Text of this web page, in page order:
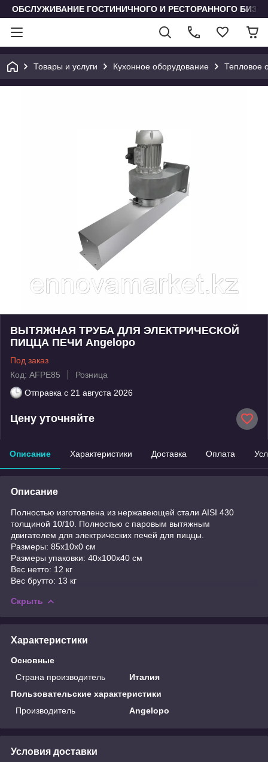
ОБСЛУЖИВАНИЕ ГОСТИНИЧНОГО И РЕСТОРАННОГО
Товары и услуги Кухонное оборудование Тепловое
ВЫТЯЖНАЯ ТРУБА ДЛЯ ЭЛЕКТРИЧЕСКОЙ
ПИЦЦА ПЕЧИ Angelopo
Под заказ
Код: AFPE85
Розница
Отправка с 21 августа 2026
Цену уточняйте
Описание Характеристики Доставка Оплата
Описание
Полностью изготовлена ​​из нержавеющей стали AISI 430
толщиной 10/10. Полностью с паровым вытяжным
двигателем для электрических печей для пиццы.
Размеры: 85x10x0 см
Размеры упаковки: 40x100x40 см
Вес нетто: 12 кг
Вес брутто: 13 кг
Скрыть
Характеристики
Основные
Страна производитель
Италия
Пользовательские характеристики
Производитель
Angelopo
Условия доставки